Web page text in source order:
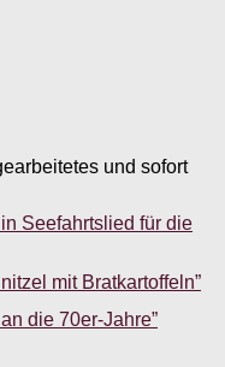
und sofort
Seefahrtslied für die
mit Bratkartoffeln”
die 70er-Jahre”